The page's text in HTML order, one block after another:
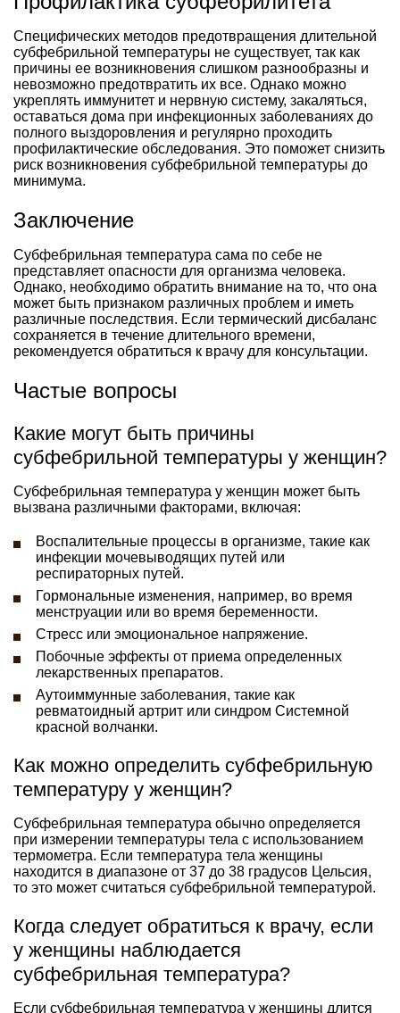
Специфических методов предотвращения длительной
субфебрильной температуры не существует, так как
причины ее возникновения слишком разнообразны и
невозможно предотвратить их все. Однако можно
укреплять иммунитет и нервную систему, закаляться,
оставаться дома при инфекционных заболеваниях до
полного выздоровления и регулярно проходить
профилактические обследования. Это поможет снизить
риск возникновения субфебрильной температуры до
минимума.
Заключение
Субфебрильная температура сама по себе не
представляет опасности для организма человека.
Однако, необходимо обратить внимание на то, что она
может быть признаком различных проблем и иметь
различные последствия. Если термический дисбаланс
сохраняется в течение длительного времени,
рекомендуется обратиться к врачу для консультации.
Частые вопросы
Какие могут быть причины
субфебрильной температуры у женщин?
Субфебрильная температура у женщин может быть
вызвана различными факторами, включая:
Воспалительные процессы в организме, такие как
инфекции мочевыводящих путей или
респираторных путей.
Гормональные изменения, например, во время
менструации или во время беременности.
Стресс или эмоциональное напряжение.
Побочные эффекты от приема определенных
лекарственных препаратов.
Аутоиммунные заболевания, такие как
ревматоидный артрит или синдром Системной
красной волчанки.
Как можно определить субфебрильную
температуру у женщин?
Субфебрильная температура обычно определяется
при измерении температуры тела с использованием
термометра. Если температура тела женщины
находится в диапазоне от 37 до 38 градусов Цельсия,
то это может считаться субфебрильной температурой.
Когда следует обратиться к врачу, если
у женщины наблюдается
субфебрильная температура?
Если субфебрильная температура у женщины длится